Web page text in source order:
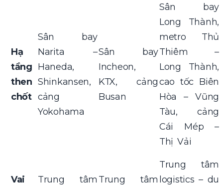
Hạ
tầng
then
chốt
Sân bay
Narita –
Haneda,
Shinkansen,
cảng
Yokohama
Sân bay
Incheon,
KTX, cảng
Busan
Sân bay
Long Thành,
metro Thủ
Thiêm –
Long Thành,
cao tốc Biên
Hòa – Vũng
Tàu, cảng
Cái Mép –
Thị Vải
Vai
Trung tâm Trung tâm
Trung tâm
logistics – du